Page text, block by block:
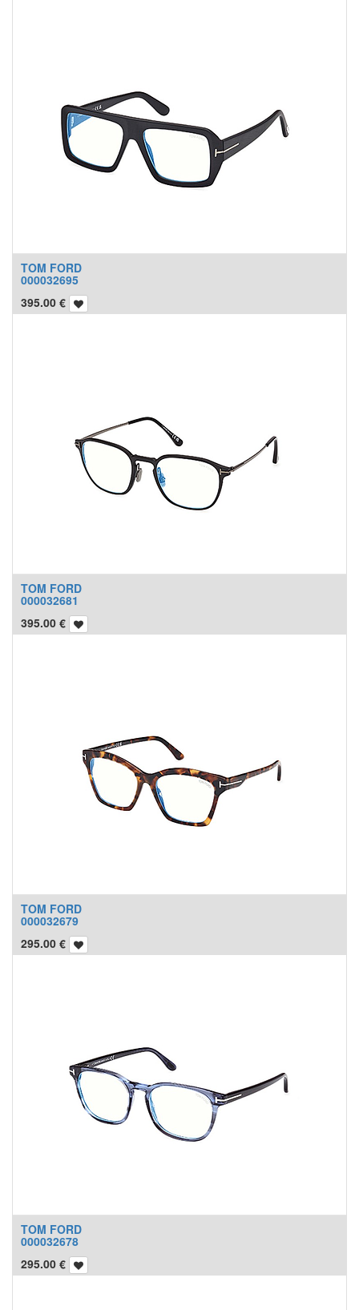
TOM FORD
000032695
395.00 €
TOM FORD
000032681
395.00 €
TOM FORD
000032679
295.00 €
TOM FORD
000032678
295.00 €